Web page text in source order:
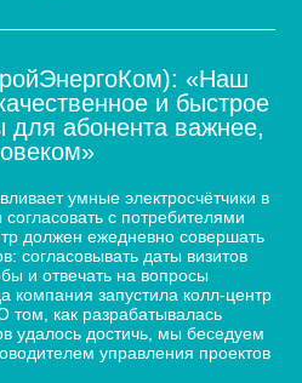
«Наш
и быстрое
абонента важнее,
умные электросчётчики в
с потребителями
должен ежедневно совершать
согласовывать даты визитов
и отвечать на вопросы
компания запустила колл-центр
том, как разрабатывалась
удалось достичь, мы беседуем
управления проектов